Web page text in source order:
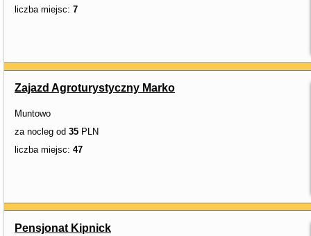
liczba miejsc: 7
Zajazd Agroturystyczny Marko
Muntowo
za nocleg od 35 PLN
liczba miejsc: 47
Pensjonat Kipnick